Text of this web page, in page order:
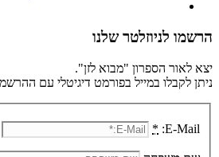
הרשמו לניוזלטר שלנו
יצא לאור הספרון "מבוא לזן".
ניתן לקבלו במייל בפורמט דיגיטלי עם
E-Mail:
*